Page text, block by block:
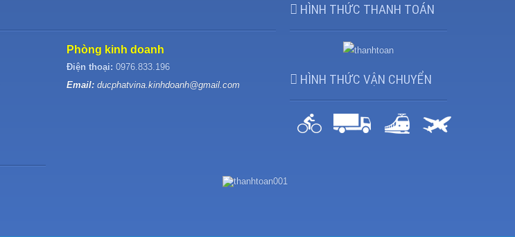
Phòng kinh doanh
Điện thoại: 0976.833.196
Email:ducphatvina.kinhdoanh@gmail.com
HÌNH THỨC THANH TOÁN
HÌNH THỨC VẬN CHUYỂN